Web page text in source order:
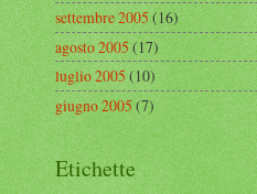
settembre 2005(16)
agosto 2005(17)
luglio 2005(10)
giugno 2005(7)
Etichette